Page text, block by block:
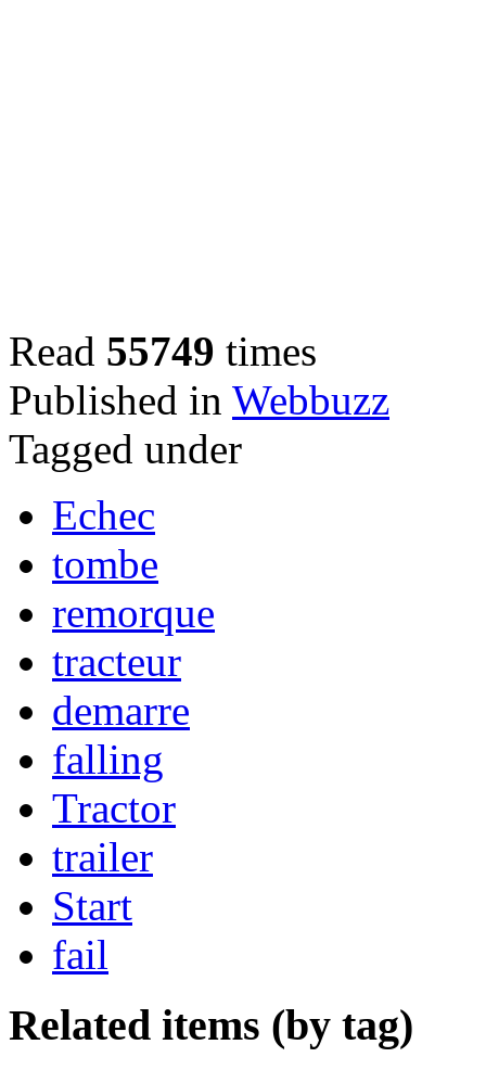
Read 55749 times
Published in Webbuzz
Tagged under
Echec
tombe
remorque
tracteur
demarre
falling
Tractor
trailer
Start
fail
Related items (by tag)